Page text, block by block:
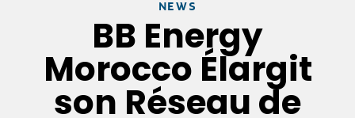
NEWS
BB Energy
Morocco Élargit
son Réseau de